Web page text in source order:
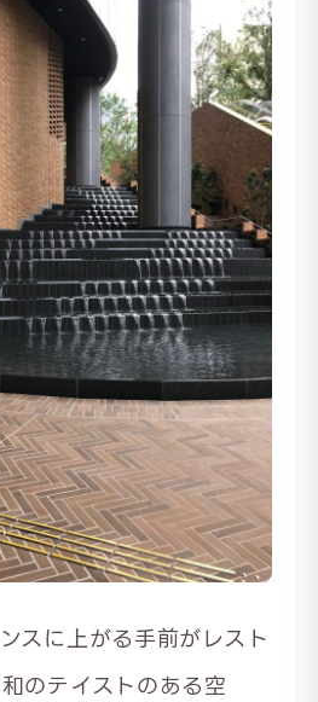
スに上がる手前がレスト
のテイストのある空